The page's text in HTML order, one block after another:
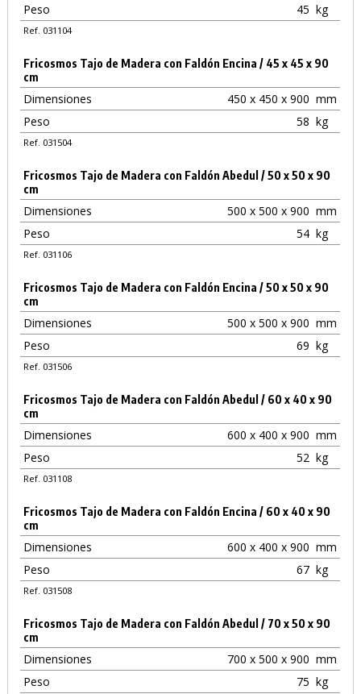
Peso 45 kg
Ref. 031104
Fricosmos Tajo de Madera con Faldón Encina / 45 x 45 x 90
cm
Dimensiones 450 x 450 x 900 mm
Peso
58 kg
Ref. 031504
Fricosmos Tajo de Madera con Faldón Abedul / 50 x 50 x 90
cm
Dimensiones 500 x 500 x 900 mm
Peso
54 kg
Ref. 031106
Fricosmos Tajo de Madera con Faldón Encina / 50 x 50 x 90
cm
Dimensiones 500 x 500 x 900 mm
Peso
69 kg
Ref. 031506
Fricosmos Tajo de Madera con Faldón Abedul / 60 x 40 x 90
cm
Dimensiones 600 x 400 x 900 mm
Peso
52 kg
Ref. 031108
Fricosmos Tajo de Madera con Faldón Encina / 60 x 40 x 90
cm
Dimensiones 600 x 400 x 900 mm
Peso
67 kg
Ref. 031508
Fricosmos Tajo de Madera con Faldón Abedul / 70 x 50 x 90
cm
Dimensiones 700 x 500 x 900 mm
Peso
75 kg